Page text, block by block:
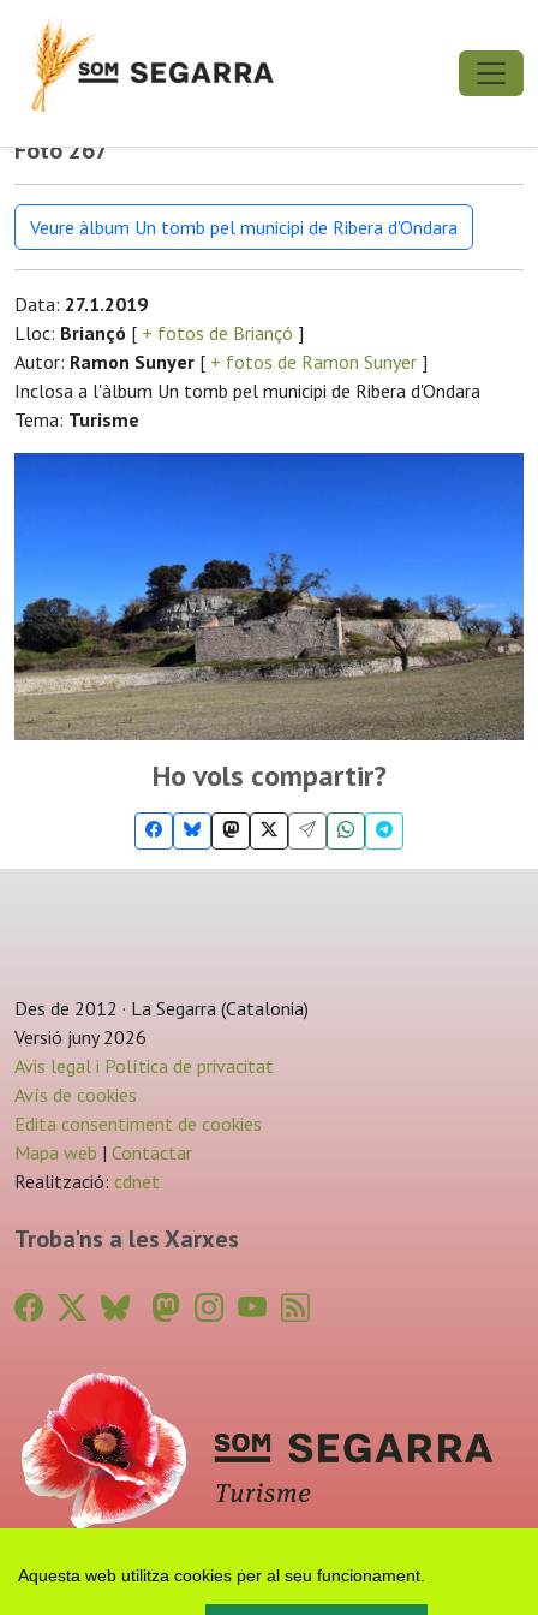
Aquesta web utilitza cookies per al seu funcionament.
Foto 267
Veure àlbum Un tomb pel municipi de Ribera d'Ondara
Data: 27.1.2019
Lloc: Briançó [ + fotos de Briançó ]
Autor: Ramon Sunyer [ + fotos de Ramon Sunyer ]
Inclosa a l'àlbum Un tomb pel municipi de Ribera d'Ondara
Tema: Turisme
Ho vols compartir?
Des de 2012 · La Segarra (Catalonia)
Versió juny 2026
Avis legal i Política de privacitat
Avís de cookies
Edita consentiment de cookies
Mapa web | Contactar
Realització: cdnet
Troba'ns a les Xarxes